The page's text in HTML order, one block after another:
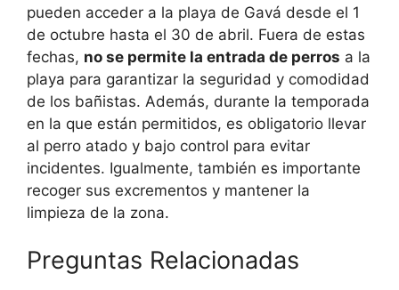
pueden acceder a la playa de Gavá desde el 1
de octubre hasta el 30 de abril. Fuera de estas
fechas, no se permite la entrada de perros a la
playa para garantizar la seguridad y comodidad
de los bañistas. Además, durante la temporada
en la que están permitidos, es obligatorio llevar
al perro atado y bajo control para evitar
incidentes. Igualmente, también es importante
recoger sus excrementos y mantener la
limpieza de la zona.
Preguntas Relacionadas